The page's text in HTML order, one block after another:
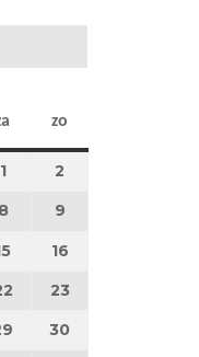
zaterdag
zo
2026
11 augustus 2026
2
2026
8 8 augustus 2026
9
2026
15 augustus 2026
16
2026
22 augustus 2026
23
2026 2026
29 augustus 2026
30